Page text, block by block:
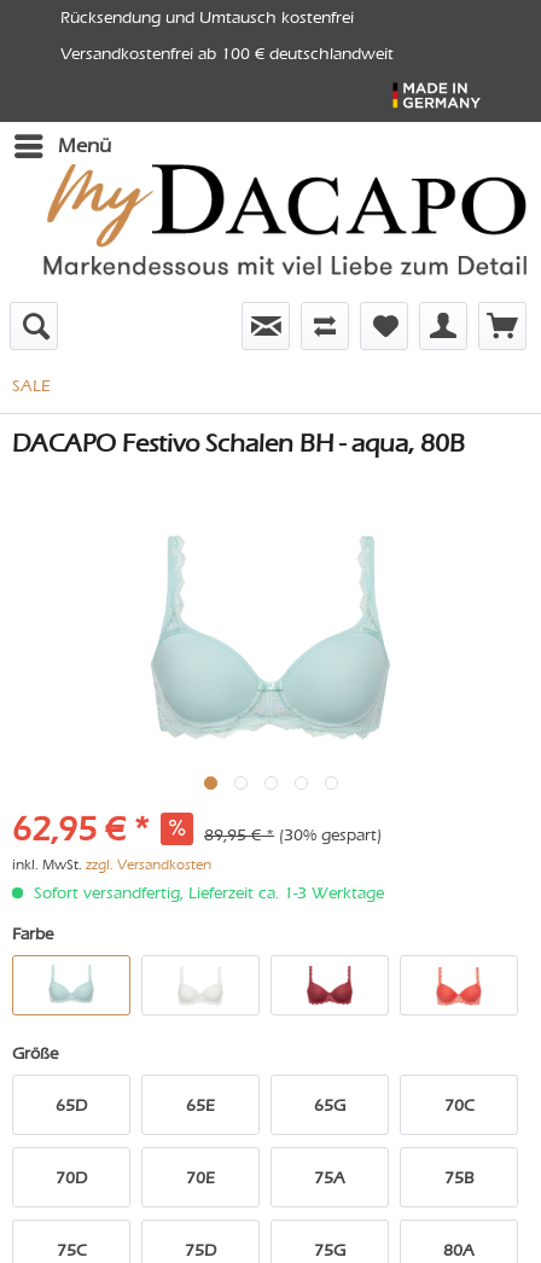
Rücksendung und Umtausch kostenfrei
Versandkostenfrei ab 100 € deutschlandweit
Menü
SALE
DACAPO Festivo Schalen BH - aqua, 80B
62,95 € * 89,95 € * (30% gespart)
inkl. MwSt. zzgl. Versandkosten
Sofort versandfertig, Lieferzeit ca. 1-3 Werktage
Farbe
Größe
65D 65E 65G 70C
70D 70E 75A 75B
75C 75D 75G 80A